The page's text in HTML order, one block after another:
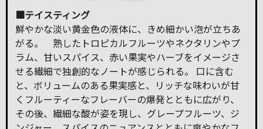
■テイスティング
鮮やかな淡い黄金色の液体に、きめ細かい泡が立ちあ
がる。 熟したトロピカルフルーツやネクタリンやプ
ラム、甘いスパイス、赤い果実やハーブをイメージさ
せる繊細で独創的なノートが感じられる。 口に含む
と、ボリュームのある果実感と、リッチな味わいが甘
くフルーティーなフレーバーの爆発とともに広がり、
その後、繊細な酸が姿を現し、グレープフルーツ、ジ